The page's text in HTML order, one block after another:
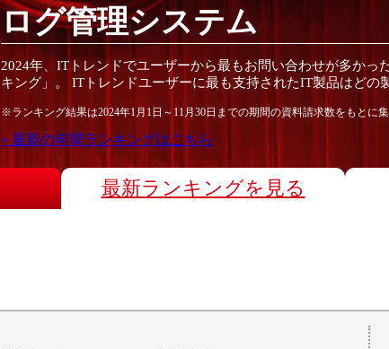
ログ管理システム
2024年、ITトレンドでユーザーから最もお問い合わせが多かっ
キング」。 ITトレンドユーザーに最も支持されたIT製品はどの
※ランキング結果は2024年1月1日～ 11月30日 までの期間の資料請求数をもとに集
» 最新の年間ランキングはこちら
最新ランキングを見る